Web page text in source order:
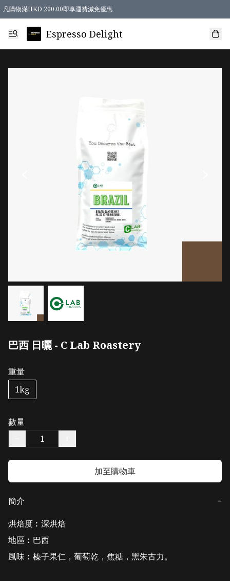
凡購物滿HKD 200.00即享運費減免優惠
Espresso Delight
巴西 日曬 - C Lab Roastery
重量
1kg
數量
加至購物車
簡介
−
烘焙度︰深烘焙
地區︰巴西
風味︰榛子果仁，葡萄乾，焦糖，黑朱古力。